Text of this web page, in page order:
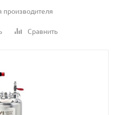
производителя
Сравнить